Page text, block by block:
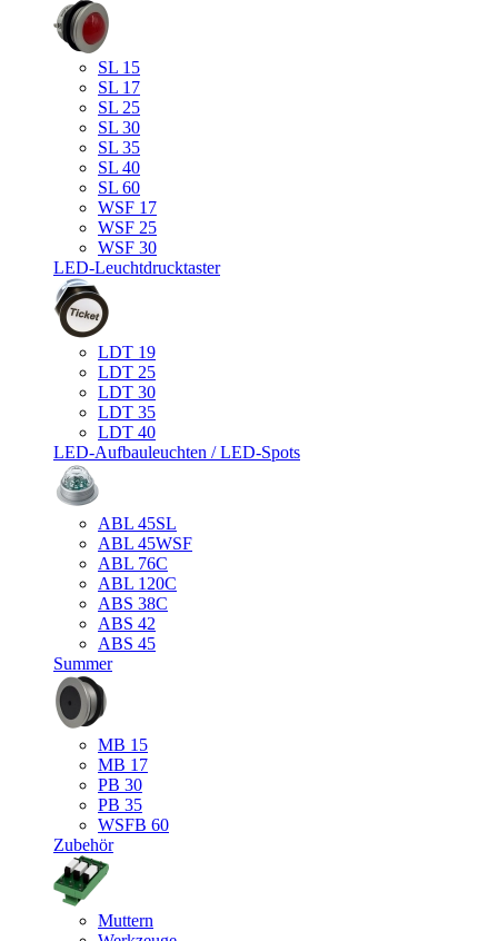
SL 15
SL 17
SL 25
SL 30
SL 35
SL 40
SL 60
WSF 17
WSF 25
WSF 30
LED-Leuchtdrucktaster
LDT 19
LDT 25
LDT 30
LDT 35
LDT 40
LED-Aufbauleuchten / LED-Spots
ABL 45SL
ABL 45WSF
ABL 76C
ABL 120C
ABS 38C
ABS 42
ABS 45
Summer
MB 15
MB 17
PB 30
PB 35
WSFB 60
Zubehör
Muttern